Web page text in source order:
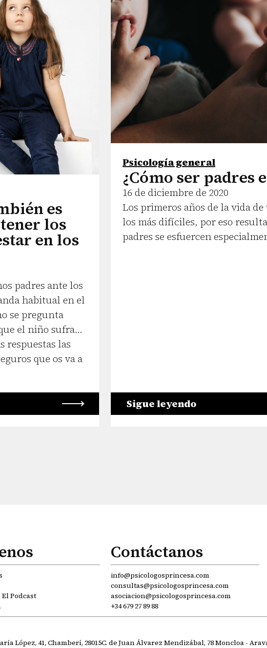
es
los
en los
padres ante los
habitual en el
se pregunta
el niño sufra...
respuestas las
que os va a
Psicología general
¿Cómo ser padres
16 de diciembre de 2020
Los primeros años de la vida
los más difíciles, por eso
padres se esfuercen
Sigue leyendo
Podcast
Contáctanos
info@psicologosprincesa.com
consultas@psicologosprincesa.com
asociacion@psicologosprincesa.com
+34 679 27 89 88
López, 41, Chamberí, 28015C. de Juan Álvarez Mendizábal, 78 Moncloa -